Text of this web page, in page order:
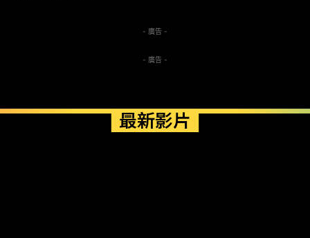
- 廣告 -
- 廣告 -
最新影片